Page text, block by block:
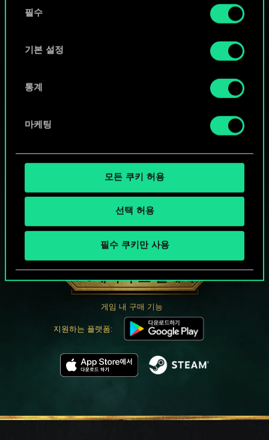
쿠키 사용에 관한 세부 사항이나 관련 설정은 아래의
필수
기본 설정
통계
마케팅
모든 쿠키 허용
선택 허용
필수 쿠키만 사용
궨트 한 판 어떠신가요?
PC에서 무료 플레이
게임 내 구매 기능
지원하는 플랫폼: